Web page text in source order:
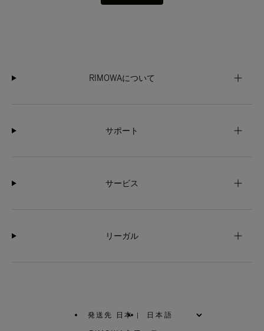
RIMOWAについて
サポート
サービス
リーガル
発送先 日本 |